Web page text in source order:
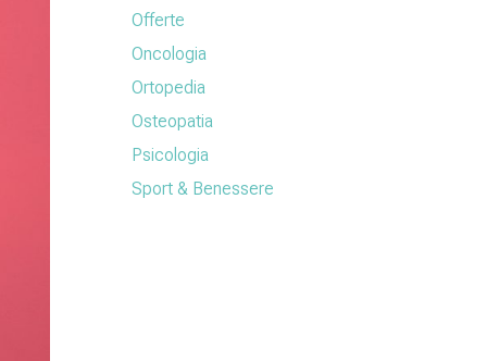
Offerte
Oncologia
Ortopedia
Osteopatia
Psicologia
Sport & Benessere